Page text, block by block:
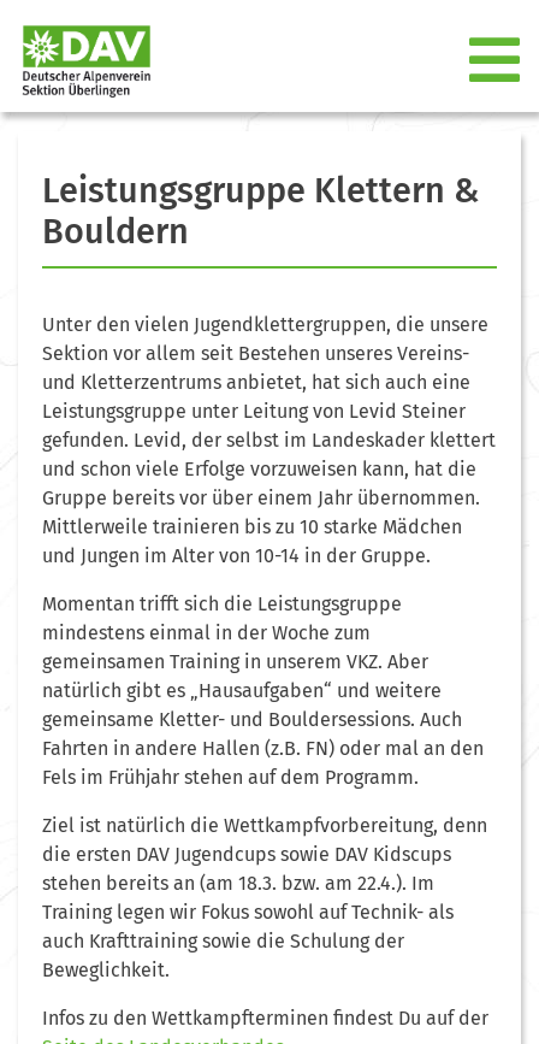
Leistungsgruppe Klettern &
Bouldern
Unter den vielen Jugendklettergruppen, die unsere
Sektion vor allem seit Bestehen unseres Vereins-
und Kletterzentrums anbietet, hat sich auch eine
Leistungsgruppe unter Leitung von Levid Steiner
gefunden. Levid, der selbst im Landeskader klettert
und schon viele Erfolge vorzuweisen kann, hat die
Gruppe bereits vor über einem Jahr übernommen.
Mittlerweile trainieren bis zu 10 starke Mädchen
und Jungen im Alter von 10-14 in der Gruppe.
Momentan trifft sich die Leistungsgruppe
mindestens einmal in der Woche zum
gemeinsamen Training in unserem VKZ. Aber
natürlich gibt es „Hausaufgaben“ und weitere
gemeinsame Kletter- und Bouldersessions. Auch
Fahrten in andere Hallen (z.B. FN) oder mal an den
Fels im Frühjahr stehen auf dem Programm.
Ziel ist natürlich die Wettkampfvorbereitung, denn
die ersten DAV Jugendcups sowie DAV Kidscups
stehen bereits an (am 18.3. bzw. am 22.4.). Im
Training legen wir Fokus sowohl auf Technik- als
auch Krafttraining sowie die Schulung der
Beweglichkeit.
Infos zu den Wettkampfterminen findest Du auf der